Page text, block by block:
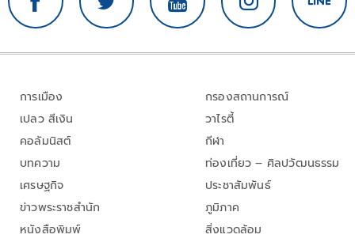
การเมือง
เปลว สีเงิน
คอลัมนิสต์
บทความ
เศรษฐกิจ
ข่าวพระราชสำนัก
หนังสือพิมพ์
กรองสถานการณ์
วาไรตี้
กีฬา
ท่องเที่ยว – ศิลปวัฒนธรรม
ประชาสัมพันธ์
ภูมิภาค
สิ่งแวดล้อม